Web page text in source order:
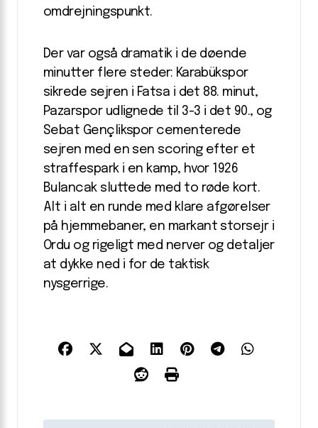
omdrejningspunkt.
Der var også dramatik i de døende
minutter flere steder: Karabükspor
sikrede sejren i Fatsa i det 88. minut,
Pazarspor udlignede til 3-3 i det 90., og
Sebat Gençlikspor cementerede
sejren med en sen scoring efter et
straffespark i en kamp, hvor 1926
Bulancak sluttede med to røde kort.
Alt i alt en runde med klare afgørelser
på hjemmebaner, en markant storsejr i
Ordu og rigeligt med nerver og detaljer
at dykke ned i for de taktisk
nysgerrige.